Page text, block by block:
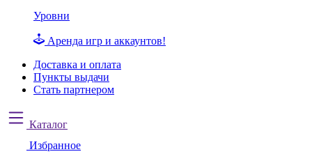
Уровни
Аренда игр и аккаунтов!
Доставка и оплата
Пункты выдачи
Стать партнером
Каталог
Избранное